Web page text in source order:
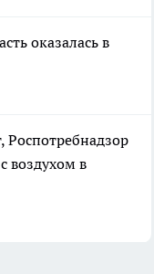
оказалась в
Роспотребнадзор
воздухом в